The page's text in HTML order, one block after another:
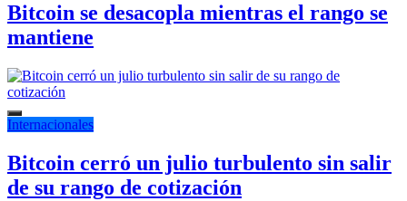
Bitcoin se desacopla mientras el rango se
mantiene
Internacionales
Bitcoin cerró un julio turbulento sin salir
de su rango de cotización